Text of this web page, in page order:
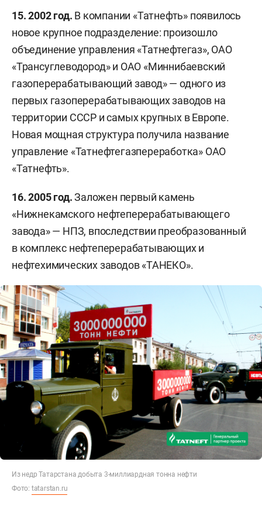
15. 2002 год. В компании «Татнефть» появилось
новое крупное подразделение: произошло
объединение управления «Татнефтегаз», ОАО
«Трансуглеводород» и ОАО «Миннибаевский
газоперерабатывающий завод» — одного из
первых газоперерабатывающих заводов на
территории СССР и самых крупных в Европе.
Новая мощная структура получила название
управление «Татнефтегазпереработка» ОАО
«Татнефть».
16. 2005 год.Заложен первый камень
«Нижнекамского нефтеперерабатывающего
завода» — НПЗ, впоследствии преобразованный
в комплекс нефтеперерабатывающих и
нефтехимических заводов «ТАНЕКО».
Из недр Татарстана добыта 3-миллиардная тонна нефти
Фото: tatarstan.ru